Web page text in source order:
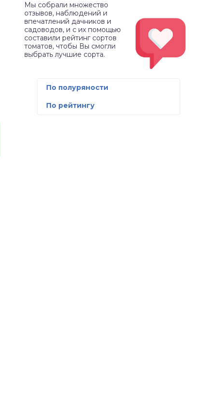
Мы собрали множество
отзывов, наблюдений и
впечатлений дачников и
садоводов, и с их помощью
составили рейтинг сортов
томатов, чтобы Вы смогли
выбрать лучшие сорта.
По полуряности
По рейтингу